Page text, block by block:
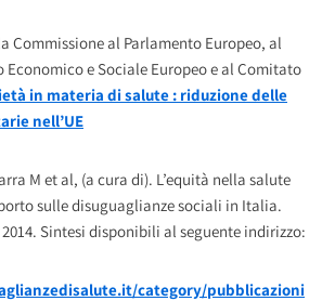
Commissione al Parlamento Europeo, al
e Sociale Europeo e al Comitato
in materia di salute : riduzione delle
nell’UE
M et al, (a cura di). L’equità nella salute
sulle disuguaglianze sociali in Italia.
Sintesi disponibili al seguente indirizzo:
category/pubblicazioni